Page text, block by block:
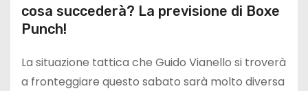
cosa succederà? La previsione di Boxe
Punch!
La situazione tattica che Guido Vianello si troverà
a fronteggiare questo sabato sarà molto diversa